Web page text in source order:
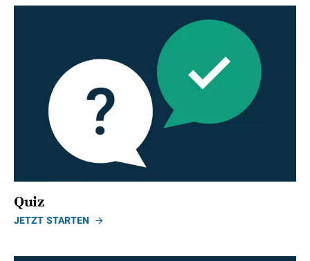
Quiz
JETZT STARTEN